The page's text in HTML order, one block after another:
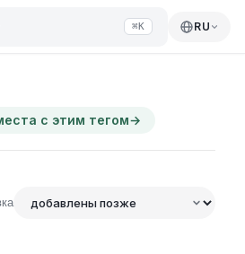
⌘K RU
с этим тегом→